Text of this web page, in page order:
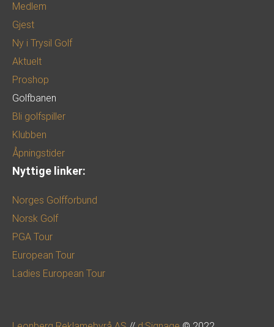
Medlem
Gjest
Ny i Trysil Golf
Aktuelt
Proshop
Golfbanen
Bli golfspiller
Klubben
Åpningstider
Nyttige linker:
Norges Golfforbund
Norsk Golf
PGA Tour
European Tour
Ladies European Tour